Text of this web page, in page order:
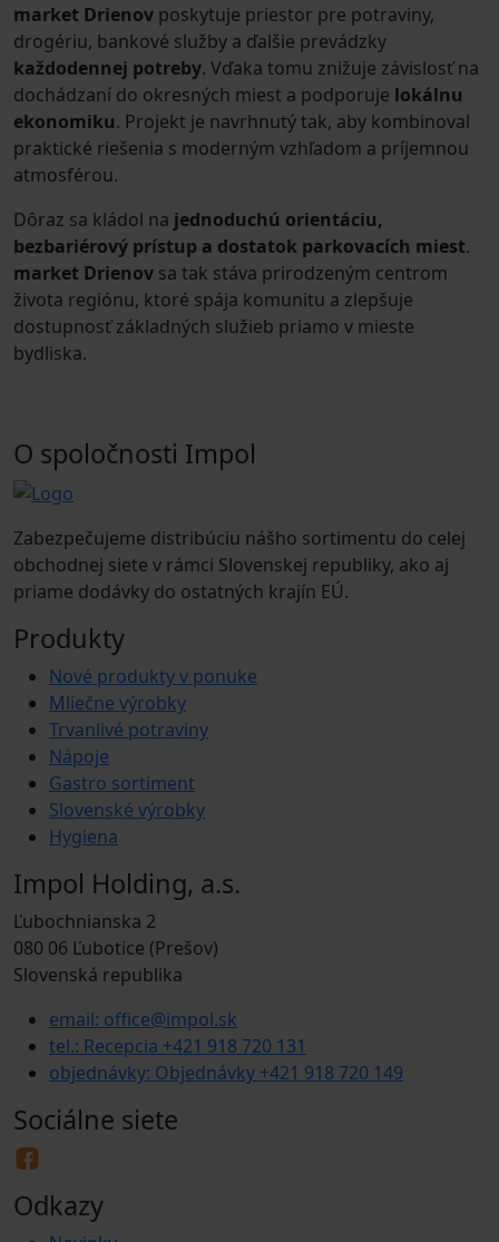
market Drienov poskytuje priestor pre potraviny,
drogériu, bankové služby a ďalšie prevádzky
každodennej potreby. Vďaka tomu znižuje závislosť na
dochádzaní do okresných miest a podporuje lokálnu
ekonomiku. Projekt je navrhnutý tak, aby kombinoval
praktické riešenia s moderným vzhľadom a príjemnou
atmosférou.
Dôraz sa kládol na jednoduchú orientáciu,
bezbariérový prístup a dostatok parkovacích miest.
market Drienov sa tak stáva prirodzeným centrom
života regiónu, ktoré spája komunitu a zlepšuje
dostupnosť základných služieb priamo v mieste
bydliska.
O spoločnosti Impol
Zabezpečujeme distribúciu nášho sortimentu do celej
obchodnej siete v rámci Slovenskej republiky, ako aj
priame dodávky do ostatných krajín EÚ.
Produkty
Nové produkty v ponuke
Mliečne výrobky
Trvanlivé potraviny
Nápoje
Gastro sortiment
Slovenské výrobky
Hygiena
Impol Holding, a.s.
Ľubochnianska 2
080 06 Ľubotice (Prešov)
Slovenská republika
email: office@impol.sk
tel.: Recepcia +421 918 720 131
objednávky: Objednávky +421 918 720 149
Sociálne siete
Odkazy